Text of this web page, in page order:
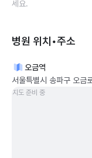
세요.
병원 위치•주소
오금역
서울특별시 송파구 오
지도 준비 중